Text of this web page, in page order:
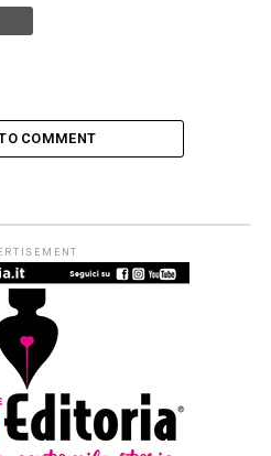
COMMENT
mondo esterno
morta del
ago on
20 Luglio 2026